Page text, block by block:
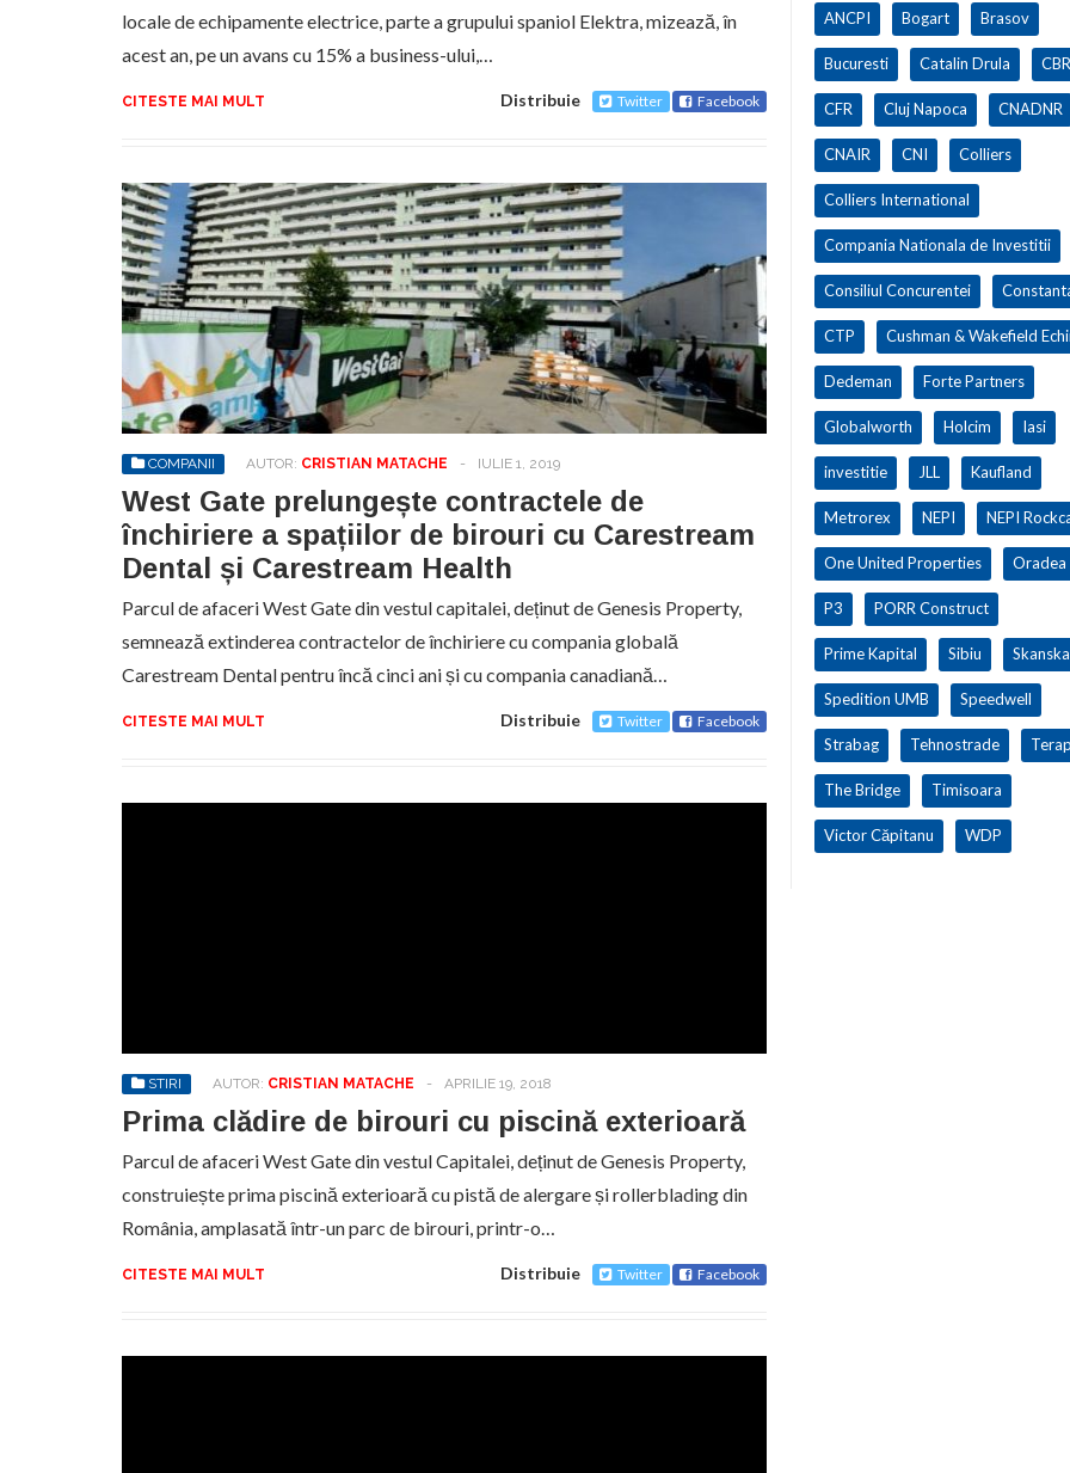
locale de echipamente electrice, parte a grupului spaniol Elektra, mizează, în
acest an, pe un avans cu 15% a business-ului,…
CITESTE MAI MULT Distribuie Twitter Facebook
COMPANII AUTOR: CRISTIAN MATACHE - IULIE 1, 2019
West Gate prelungește contractele de
închiriere a spațiilor de birouri cu Carestream
Dental și Carestream Health
Parcul de afaceri West Gate din vestul capitalei, deținut de Genesis Property,
semnează extinderea contractelor de închiriere cu compania globală
Carestream Dental pentru încă cinci ani și cu compania canadiană…
CITESTE MAI MULT Distribuie Twitter Facebook
STIRI AUTOR: CRISTIAN MATACHE - APRILIE 19, 2018
Prima clădire de birouri cu piscină exterioară
Parcul de afaceri West Gate din vestul Capitalei, deținut de Genesis Property,
construiește prima piscină exterioară cu pistă de alergare și rollerblading din
România, amplasată într-un parc de birouri, printr-o…
CITESTE MAI MULT Distribuie Twitter Facebook
ANCPI Bogart Brasov
Bucuresti Catalin Drula
CFR Cluj Napoca CNADNR
CNAIR CNI Colliers
Colliers International
Compania Nationala de Investitii
Consiliul Concurentei
CTP Cushman & Wakefield
Dedeman Forte Partners
Globalworth Holcim Iasi
investitie JLL Kaufland
Metrorex NEPI NEPI
One United Properties Oradea
P3 PORR Construct
Prime Kapital Sibiu Skanska
Spedition UMB Speedwell
Strabag Tehnostrade
The Bridge Timisoara
Victor Căpitanu WDP